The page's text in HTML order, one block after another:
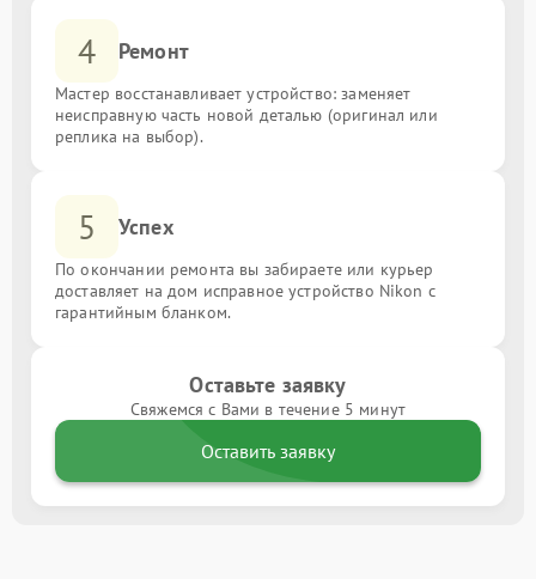
4 Ремонт
Мастер восстанавливает устройство: заменяет
неисправную часть новой деталью (оригинал или
реплика на выбор).
5 Успех
По окончании ремонта вы забираете или курьер
доставляет на дом исправное устройство Nikon с
гарантийным бланком.
Оставьте заявку
Свяжемся с Вами в течение 5 минут
Оставить заявку